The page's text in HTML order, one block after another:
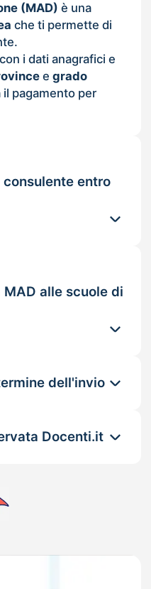
(MAD) è una
che ti permette di
i dati anagrafici e
e grado
pagamento per
entro
alle scuole di
dell'invio
Docenti.it